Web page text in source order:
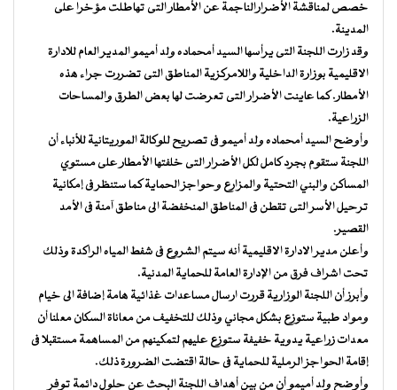
خصص لمناقشة الأضرارالناجمة عن الأمطار التى تهاطلت مؤخرا على
المدينة.
وقد زارت اللجنة التى يرأسها السيد أمحماده ولد أميمو المدير العام للادارة
الاقليمية بوزارة الداخلية واللامركزية المناطق التى تضررت جراء هذه
الأمطار. كما عاينت الأضرار التى تعرضت لها بعض الطرق والمساحات
الزراعية.
وأوضح السيد أمحماده ولد أميمو فى تصريح للوكالة الموريتانية للأنباء أن
اللجنة ستقوم بجرد كامل لكل الأضرار التى خلفتها الأمطار على مستوي
المساكن والبني التحتية والمزارع وحواجز الحماية كما ستنظر فى إمكانية
ترحيل الأسر التى تقطن فى المناطق المنخفضة الى مناطق آمنة فى الأمد
القصير.
وأعلن مدير الادارة الاقليمية أنه سيتم الشروع فى شفط المياه الراكدة وذلك
تحت اشراف فرق من الإدارة العامة للحماية المدنية.
وأبرز أن اللجنة الوزارية قررت ارسال مساعدات غذائية هامة إضافة الى خيام
ومواد طبية ستوزع بشكل مجاني وذلك للتخفيف من معاناة السكان معلنا أن
معدات زراعية يدوية خفيفة ستوزع عليهم لتمكينهم من المساهمة مستقبلا فى
إقامة الحواجز الرملية للحماية فى حالة اقتضت الضرورة ذلك.
وأوضح ولد أميمو أن من بين أهداف اللجنة البحث عن حلول دائمة توفر